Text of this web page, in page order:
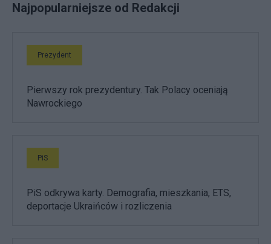
Najpopularniejsze od Redakcji
Prezydent
Pierwszy rok prezydentury. Tak Polacy oceniają
Nawrockiego
PiS
PiS odkrywa karty. Demografia, mieszkania, ETS,
deportacje Ukraińców i rozliczenia